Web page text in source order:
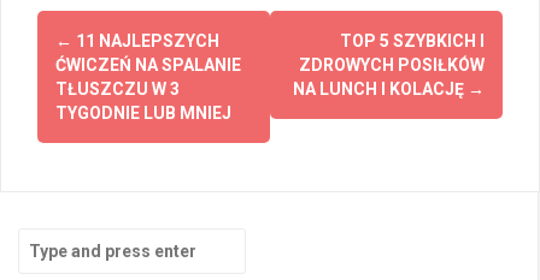
Post
navigation
← 11 NAJLEPSZYCH
ĆWICZEŃ NA SPALANIE
TŁUSZCZU W 3
TYGODNIE LUB MNIEJ
TOP 5 SZYBKICH I
ZDROWYCH POSIŁKÓW
NA LUNCH I KOLACJĘ →
for: